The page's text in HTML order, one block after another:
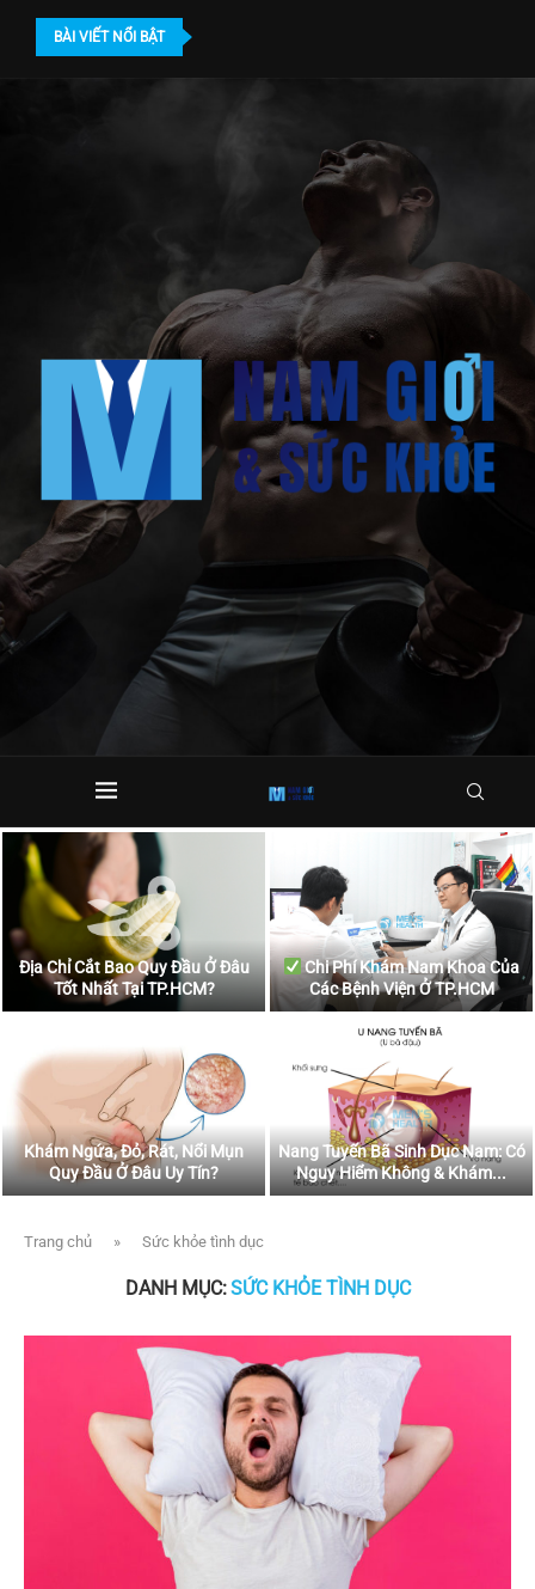
BÀI VIẾT NỔI BẬT
nam khoa ở đâu TPHCM? Địa chỉ... Bác sĩ gần 20 năm dấn thân điều...
Địa Chỉ Cắt Bao Quy Đầu Ở Đâu
Tốt Nhất Tại TP.HCM?
Chi Phí Khám Nam Khoa Của
Các Bệnh Viện Ở TP.HCM
Khám Ngứa, Đỏ, Rát, Nổi Mụn
Quy Đầu Ở Đâu Uy Tín?
Nang Tuyến Bã Sinh Dục Nam: Có
Nguy Hiểm Không & Khám...
Trang chủ » Sức khỏe tình dục
DANH MỤC:SỨC KHỎE TÌNH DỤC